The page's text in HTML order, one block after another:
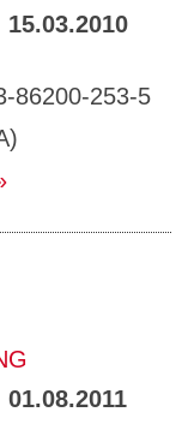
15.03.2010
86200-253-5
01.08.2011